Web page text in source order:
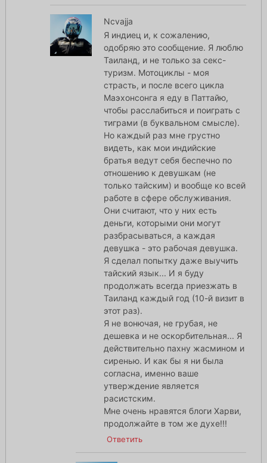
Ncvajja
Я индиец и, к сожалению,
одобряю это сообщение. Я люблю
Таиланд, и не только за секс-
туризм. Мотоциклы - моя
страсть, и после всего цикла
Маэхонсонга я еду в Паттайю,
чтобы расслабиться и поиграть с
тиграми (в буквальном смысле).
Но каждый раз мне грустно
видеть, как мои индийские
братья ведут себя беспечно по
отношению к девушкам (не
только тайским) и вообще ко всей
работе в сфере обслуживания.
Они считают, что у них есть
деньги, которыми они могут
разбрасываться, а каждая
девушка - это рабочая девушка.
Я сделал попытку даже выучить
тайский язык... И я буду
продолжать всегда приезжать в
Таиланд каждый год (10-й визит в
этот раз).
Я не вонючая, не грубая, не
дешевка и не оскорбительная... Я
действительно пахну жасмином и
сиренью. И как бы я ни была
согласна, именно ваше
утверждение является
расистским.
Мне очень нравятся блоги Харви,
продолжайте в том же духе!!!
Ответить